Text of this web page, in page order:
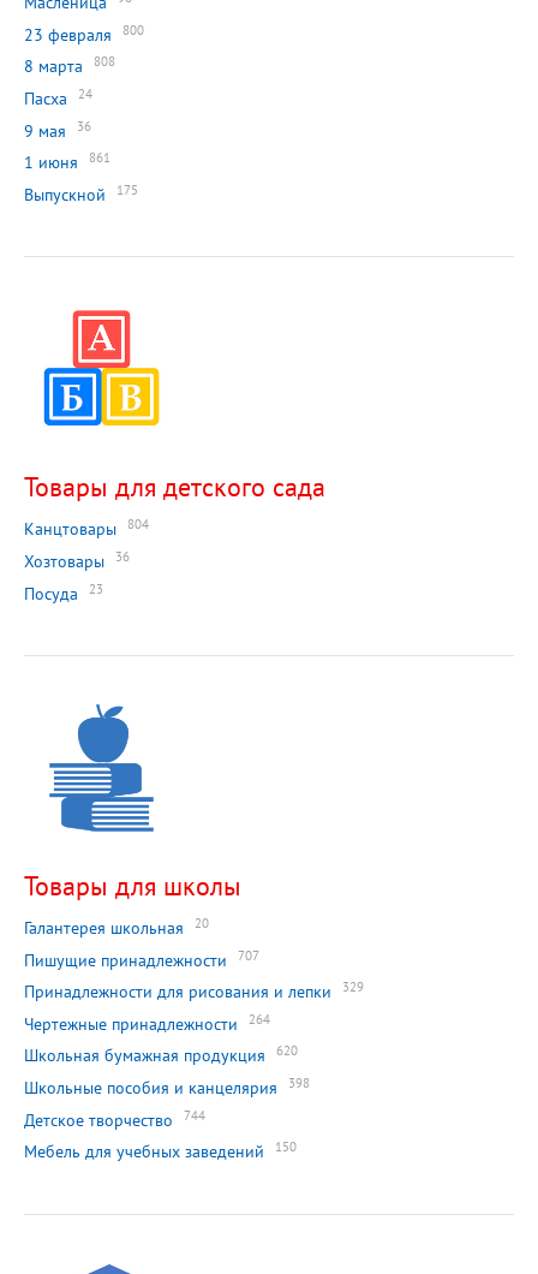
23 февраля 800
8 марта 808
Пасха 24
9 мая 36
1 июня 861
Выпускной 175
Товары для детского сада
Канцтовары 804
Хозтовары 36
Посуда 23
Товары для школы
Галантерея школьная 20
Пишущие принадлежности 707
Принадлежности для рисования и лепки 329
Чертежные принадлежности 264
Школьная бумажная продукция 620
Школьные пособия и канцелярия 398
Детское творчество 744
Мебель для учебных заведений 150